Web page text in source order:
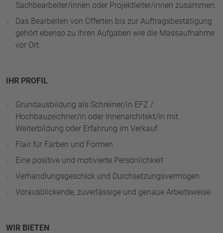
Sachbearbeiter/innen oder Projektleiter/innen zusammen.
Das Bearbeiten von Offerten bis zur Auftragsbestätigung
gehört ebenso zu Ihren Aufgaben wie die Massaufnahme
vor Ort.
IHR PROFIL
Grundausbildung als Schreiner/in EFZ /
Hochbauzeichner/in oder Innenarchitekt/in mit
Weiterbildung oder Erfahrung im Verkauf
Flair für Farben und Formen
Eine positive und motivierte Persönlichkeit
Verhandlungsgeschick und Durchsetzungsvermögen
Vorausblickende, zuverlässige und genaue Arbeitsweise
WIR BIETEN